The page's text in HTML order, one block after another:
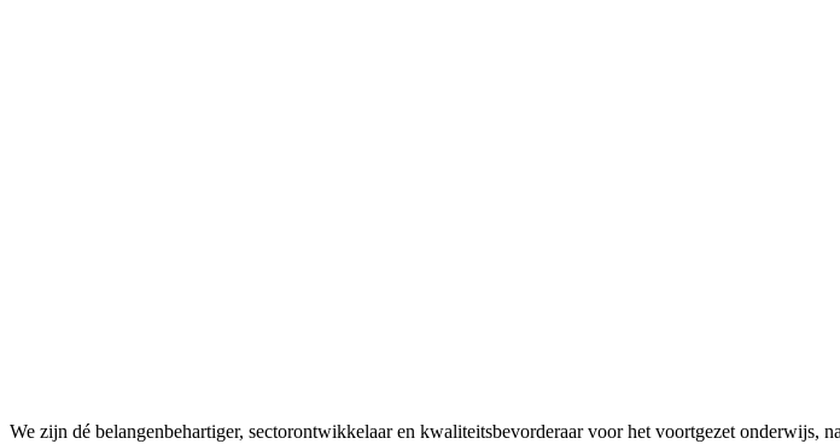
We zijn dé belangenbehartiger, sectorontwikkelaar en kwaliteitsbevorderaar voor het voortgezet onderwijs,